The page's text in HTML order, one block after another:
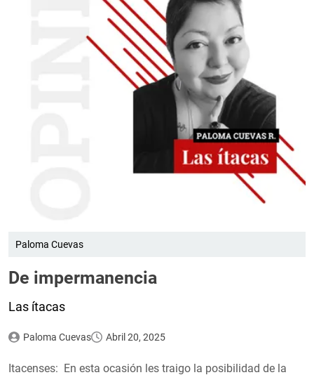
Paloma Cuevas
De impermanencia
Las ítacas
Paloma Cuevas Abril 20, 2025
Itacenses: En esta ocasión les traigo la posibilidad de la